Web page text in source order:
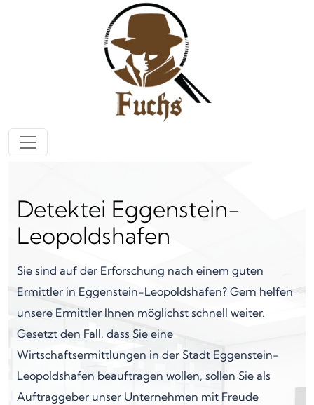
Zum Inhalt springen
Hauptnavigation
Detektei Eggenstein-
Leopoldshafen
Sie sind auf der Erforschung nach einem guten
Ermittler in Eggenstein-Leopoldshafen? Gern helfen
unsere Ermittler Ihnen möglichst schnell weiter.
Gesetzt den Fall, dass Sie eine
Wirtschaftsermittlungen in der Stadt Eggenstein-
Leopoldshafen beauftragen wollen, sollen Sie als
Auftraggeber unser Unternehmen mit Freude